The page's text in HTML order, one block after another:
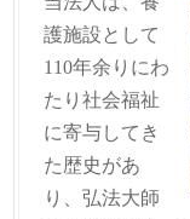
護施設として
110年余りにわ
たり社会福祉
に寄与してき
た歴史があ
り、弘法大師